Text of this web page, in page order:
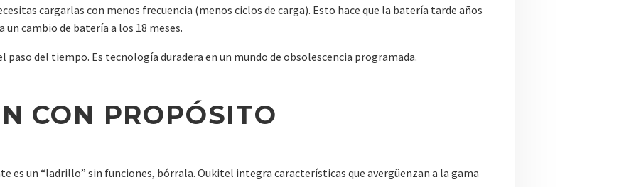
cargarlas con menos frecuencia (menos ciclos de carga). Esto hace que la batería tarde años
cambio de batería a los 18 meses.
paso del tiempo. Es tecnología duradera en un mundo de obsolescencia programada.
CON PROPÓSITO
es un “ladrillo” sin funciones, bórrala. Oukitel integra características que avergüenzan a la gama